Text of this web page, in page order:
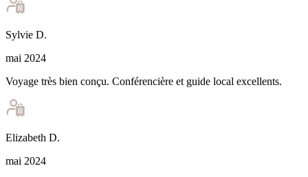
Sylvie D.
mai 2024
Voyage très bien conçu. Conférencière et guide local excellents.
Elizabeth D.
mai 2024